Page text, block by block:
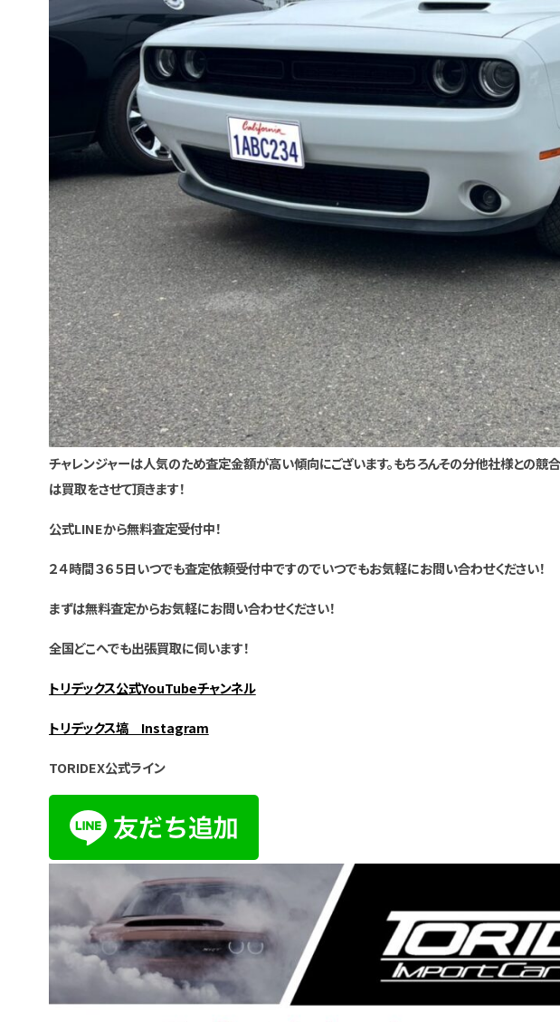
チャレンジャーは人気のため査定金額が高い傾向にございます。もちろんその分他社様との競
は買取をさせて頂きます！
公式LINEから無料査定受付中！
２４時間３６５日いつでも査定依頼受付中ですのでいつでもお気軽にお問い合わせください！
まずは無料査定からお気軽にお問い合わせください！
全国どこへでも出張買取に伺います！
トリデックス公式YouTubeチャンネル
トリデックス塙 Instagram
TORIDEX公式ライン